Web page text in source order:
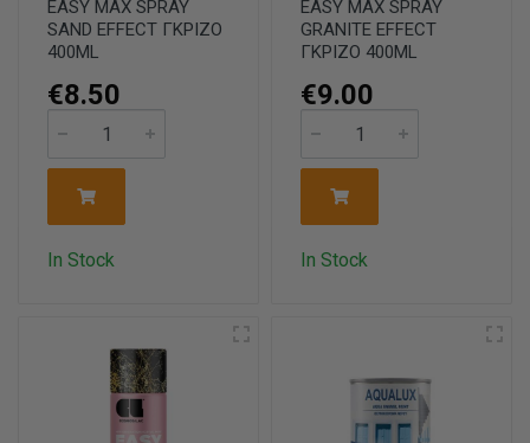
EASY MAX SPRAY
SAND EFFECT ΓΚΡΙΖΟ
400ML
€8.50
In Stock
EASY MAX SPRAY
GRANITE EFFECT
ΓΚΡΙΖΟ 400ML
€9.00
In Stock